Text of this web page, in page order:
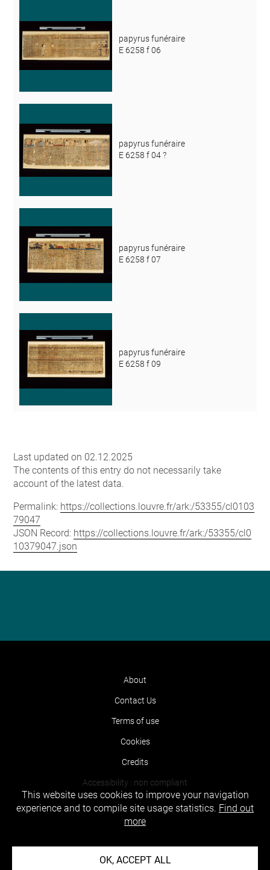
papyrus funéraire
E 6258 f 06
papyrus funéraire
E 6258 f 04 ?
papyrus funéraire
E 6258 f 07
papyrus funéraire
E 6258 f 09
Last updated on 02.12.2025
The contents of this entry do not necessarily take
account of the latest data.
Permalink: https://collections.louvre.fr/ark:/53355/cl0103
79047
JSON Record: https://collections.louvre.fr/ark:/53355/cl0
10379047.json
About
Contact Us
Terms of use
Cookies
Credits
Accessibility : non compliant
This website uses cookies to improve your navigation
experience and to compile site usage statistics. Find out
more
OK, ACCEPT ALL